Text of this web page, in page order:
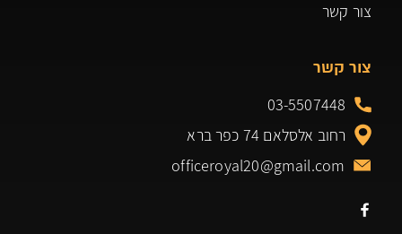
צור קשר
צור קשר
03-5507448
רחוב אלסלאם 74 כפר ברא
officeroyal20@gmail.com